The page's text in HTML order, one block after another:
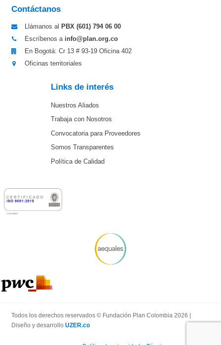
Contáctanos
Llámanos al PBX (601) 794 06 00
Escríbenos a info@plan.org.co
En Bogotá: Cr 13 # 93-19 Oficina 402
Oficinas territoriales
Links de interés
Nuestros Aliados
Trabaja con Nosotros
Convocatoria para Proveedores
Somos Transparentes
Política de Calidad
Todos los derechos reservados © Fundación Plan Colombia 2026 |
Diseño y desarrollo UZER.co